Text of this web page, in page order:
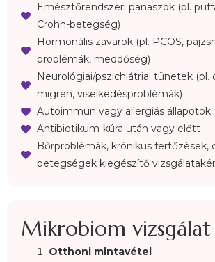
Emésztőrendszeri panaszok (pl.
Crohn-betegség)
Hormonális zavarok (pl. PCOS,
problémák, meddőség)
Neurológiai/pszichiátriai tünetek (pl.
migrén, viselkedésproblémák)
Autoimmun vagy allergiás állapotok
Antibiotikum-kúra után vagy előtt
Bőrproblémák, krónikus fertőzések,
betegségek kiegészítő
Mikrobiom vizsgálat
Otthoni mintavétel